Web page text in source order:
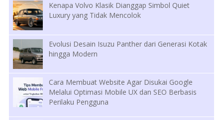
Kenapa Volvo Klasik Dianggap Simbol Quiet
Luxury yang Tidak Mencolok
Evolusi Desain Isuzu Panther dari Generasi Kotak
hingga Modern
Cara Membuat Website Agar Disukai Google
Melalui Optimasi Mobile UX dan SEO Berbasis
Perilaku Pengguna